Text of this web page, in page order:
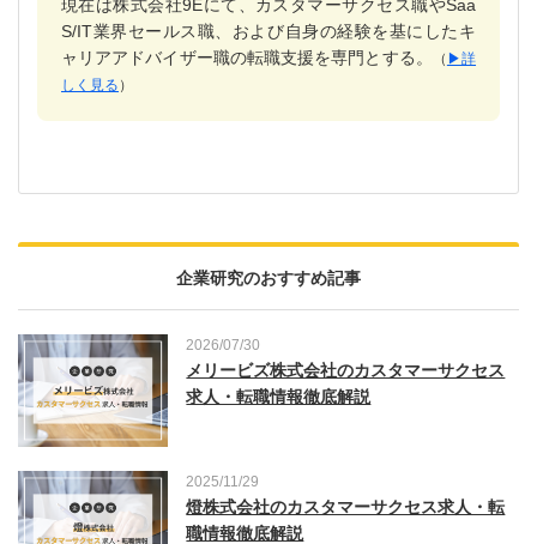
現在は株式会社9Eにて、カスタマーサクセス職やSaa
S/IT業界セールス職、および自身の経験を基にしたキ
ャリアアドバイザー職の転職支援を専門とする。
（ ▶︎詳
しく見る ）
企業研究のおすすめ記事
2026/07/30
メリービズ株式会社のカスタマーサクセス
求人・転職情報徹底解説
2025/11/29
燈株式会社のカスタマーサクセス求人・転
職情報徹底解説